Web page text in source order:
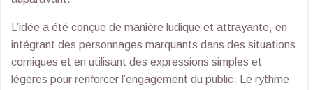
L’idée a été conçue de manière ludique et attrayante, en
intégrant des personnages marquants dans des situations
comiques et en utilisant des expressions simples et
légères pour renforcer l’engagement du public. Le rythme